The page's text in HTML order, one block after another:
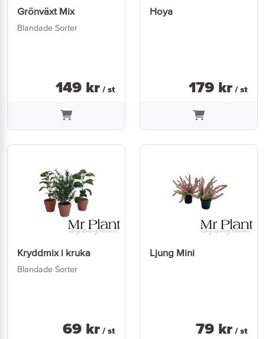
Grönväxt Mix
Blandade Sorter
149 kr / st
Hoya
179 kr / st
Kryddmix i kruka
Blandade Sorter
69 kr / st
Ljung Mini
79 kr / st